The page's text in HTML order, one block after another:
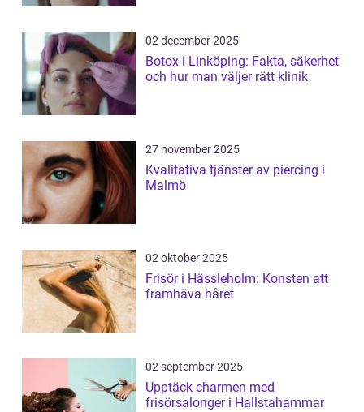
02 december 2025
Botox i Linköping: Fakta, säkerhet
och hur man väljer rätt klinik
27 november 2025
Kvalitativa tjänster av piercing i
Malmö
02 oktober 2025
Frisör i Hässleholm: Konsten att
framhäva håret
02 september 2025
Upptäck charmen med
frisörsalonger i Hallstahammar